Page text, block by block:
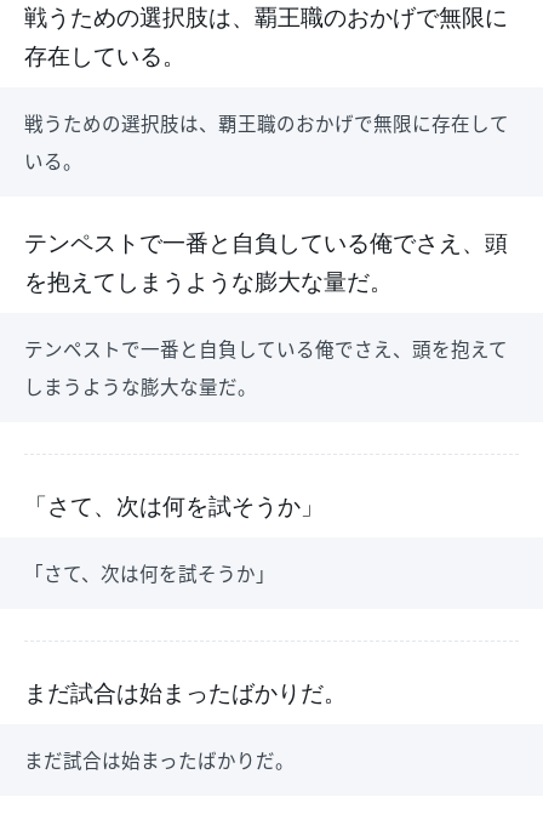
戦うための選択肢は、覇王職のおかげで無限に
存在している。
戦うための選択肢は、覇王職のおかげで無限に存在して
いる。
テンペストで一番と自負している俺でさえ、頭
を抱えてしまうような膨大な量だ。
テンペストで一番と自負している俺でさえ、頭を抱えて
しまうような膨大な量だ。
「さて、次は何を試そうか」
「さて、次は何を試そうか」
まだ試合は始まったばかりだ。
まだ試合は始まったばかりだ。